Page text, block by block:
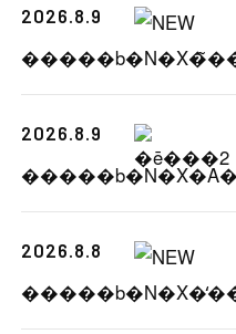
2026.8.9
2026.8.9
2026.8.8